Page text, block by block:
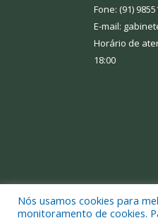
Fone: (91)
E-mail:
Horário de
18:00
Todos os
Nós usamos cookies para
monitoramento de cookies.